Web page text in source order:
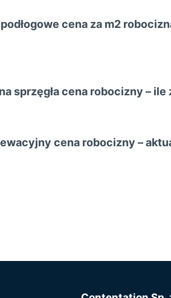
cena za m2
sprzęgła cena robocizny – ile
cena robocizny –